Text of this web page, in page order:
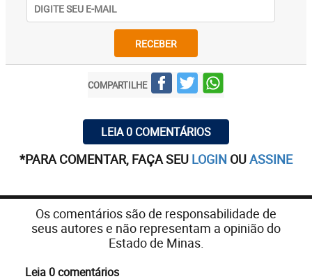
RECEBER
COMPARTILHE
LEIA 0 COMENTÁRIOS
*PARA COMENTAR, FAÇA SEU LOGIN OUASSINE
Os comentários são de responsabilidade de
seus autores e não representam a opinião do
Estado de Minas.
Leia 0 comentários